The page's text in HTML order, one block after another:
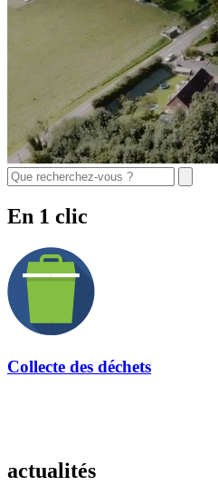
En 1 clic
Collecte des déchets
actualités